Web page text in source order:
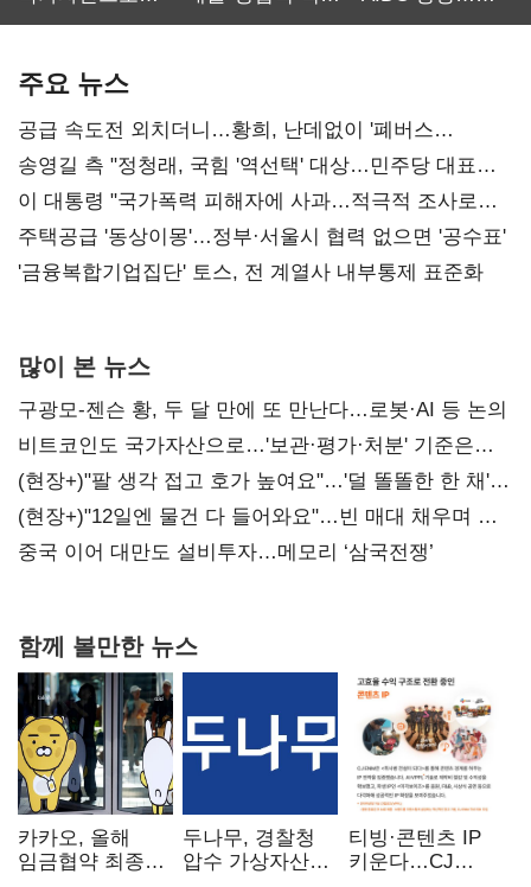
주요 뉴스
공급 속도전 외치더니…황희, 난데없이 '폐버스
리모델링' 제안
송영길 측 "정청래, 국힘 '역선택' 대상…민주당 대표로
총선 지휘 못해"
이 대통령 "국가폭력 피해자에 사과…적극적 조사로
진실 밝혀야"
주택공급 '동상이몽'…정부·서울시 협력 없으면 '공수표'
'금융복합기업집단' 토스, 전 계열사 내부통제 표준화
많이 본 뉴스
구광모-젠슨 황, 두 달 만에 또 만난다…로봇·AI 등 논의
비트코인도 국가자산으로…'보관·평가·처분' 기준은
숙제
(현장+)"팔 생각 접고 호가 높여요"…'덜 똘똘한 한 채'
20억 키맞추기
(현장+)"12일엔 물건 다 들어와요"…빈 매대 채우며 문
연 홈플러스
중국 이어 대만도 설비투자…메모리 ‘삼국전쟁’
함께 볼만한 뉴스
카카오, 올해
임금협약 최종
두나무, 경찰청
압수 가상자산
티빙·콘텐츠 IP
키운다…CJ